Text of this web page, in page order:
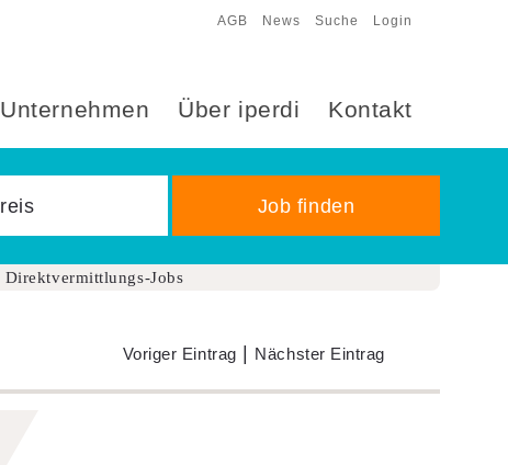
AGB News Suche Login
Unternehmen Über iperdi Kontakt
Direktvermittlungs-Jobs
Voriger Eintrag | Nächster Eintrag